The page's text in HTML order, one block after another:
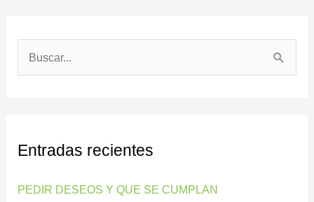
a
p
Entradas recientes
PEDIR DESEOS Y QUE SE CUMPLAN